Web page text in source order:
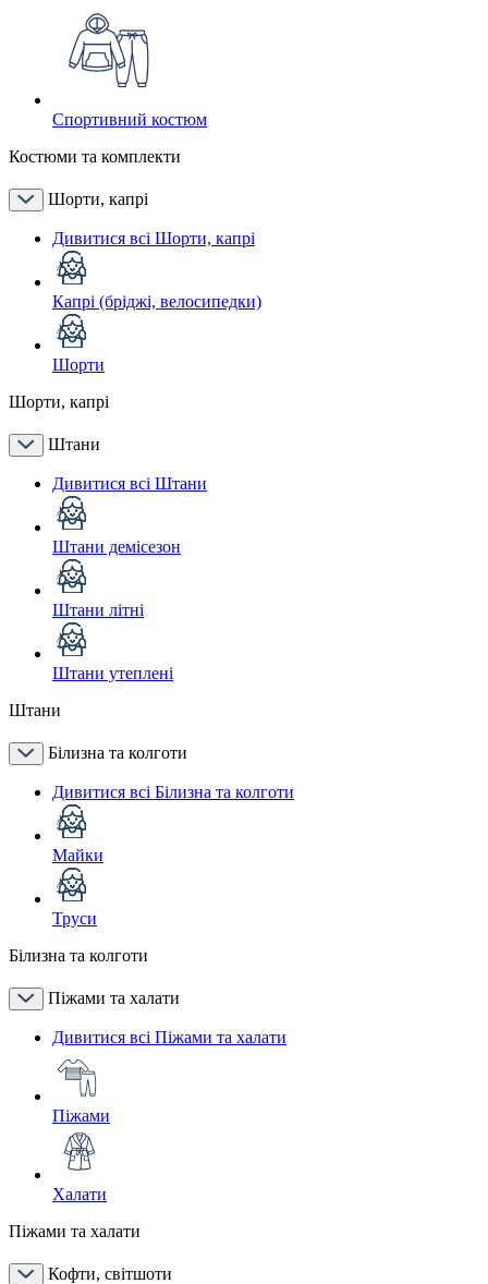
Спортивний костюм
Костюми та комплекти
Шорти, капрі
Дивитися всі Шорти, капрі
Капрі (бріджі, велосипедки)
Шорти
Шорти, капрі
Штани
Дивитися всі Штани
Штани демісезон
Штани літні
Штани утеплені
Штани
Білизна та колготи
Дивитися всі Білизна та колготи
Майки
Труси
Білизна та колготи
Піжами та халати
Дивитися всі Піжами та халати
Піжами
Халати
Піжами та халати
Кофти, світшоти